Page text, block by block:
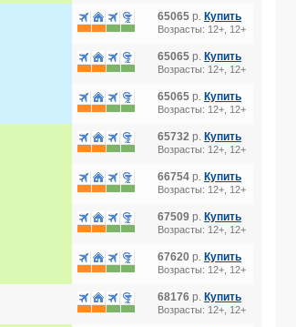
65065 р. Купить
Возрасты: 12+, 12+
65065 р. Купить
Возрасты: 12+, 12+
65065 р. Купить
Возрасты: 12+, 12+
65732 р. Купить
Возрасты: 12+, 12+
66754 р. Купить
Возрасты: 12+, 12+
67509 р. Купить
Возрасты: 12+, 12+
67620 р. Купить
Возрасты: 12+, 12+
68176 р. Купить
Возрасты: 12+, 12+